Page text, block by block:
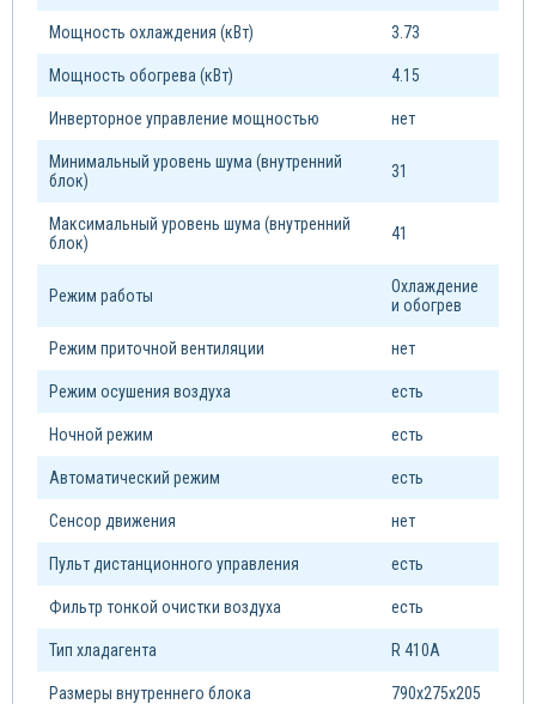
Мощность охлаждения (кВт) 3.73
Мощность обогрева (кВт) 4.15
Инверторное управление мощностью нет
Минимальный уровень шума (внутренний
блок)
31
Максимальный уровень шума (внутренний
блок)
41
Режим работы
Охлаждение
и обогрев
Режим приточной вентиляции нет
Режим осушения воздуха есть
Ночной режим есть
Автоматический режим есть
Сенсор движения нет
Пульт дистанционного управления есть
Фильтр тонкой очистки воздуха есть
Тип xладагента R 410A
Размеры внутреннего блока 790х275х205